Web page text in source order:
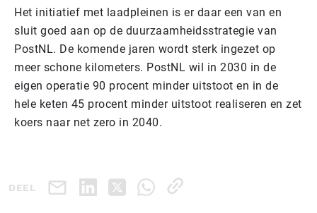
Het initiatief met laadpleinen is er daar een van en
sluit goed aan op de duurzaamheidsstrategie van
PostNL. De komende jaren wordt sterk ingezet op
meer schone kilometers. PostNL wil in 2030 in de
eigen operatie 90 procent minder uitstoot en in de
hele keten 45 procent minder uitstoot realiseren en zet
koers naar net zero in 2040.
DEEL